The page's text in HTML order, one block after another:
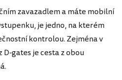
zavazadlem a máte mobilní
je jedno, na kterém
kontrolou. Zejména v
gates je cesta z obou